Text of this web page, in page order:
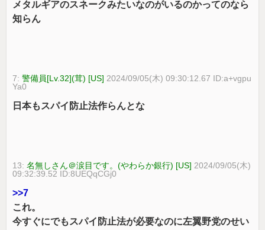
メタルギアのスネークみたいなのがいるのかってのなら
知らん
7:警備員[Lv.32](茸) [US] 2024/09/05(木) 09:30:12.67 ID:a+vgpu
Ya0
日本もスパイ防止法作らんとな
13:名無しさん＠涙目です。(やわらか銀行) [US] 2024/09/05(木)
09:32:39.52 ID:8UEQqCGj0
>>7
これ。
今すぐにでもスパイ防止法が必要なのに左翼野党のせい